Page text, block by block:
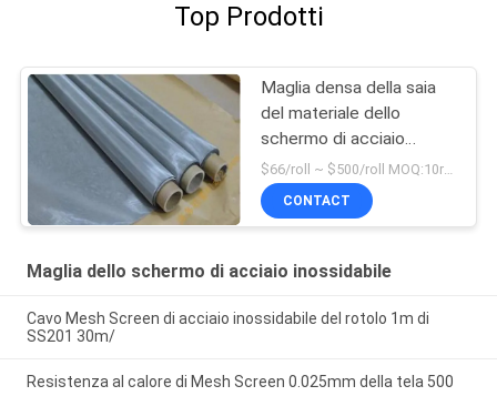
Top Prodotti
Maglia densa della saia
del materiale dello
schermo di acciaio
inossidabile di SUS 316
23.4mm 0.026mm
CONTACT
Maglia dello schermo di acciaio inossidabile
Cavo Mesh Screen di acciaio inossidabile del rotolo 1m di
SS201 30m/
Resistenza al calore di Mesh Screen 0.025mm della tela 500